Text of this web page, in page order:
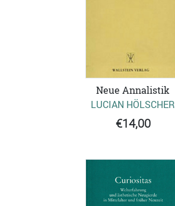
Neue Annalistik
LUCIAN HÖLSCHER
€14,00